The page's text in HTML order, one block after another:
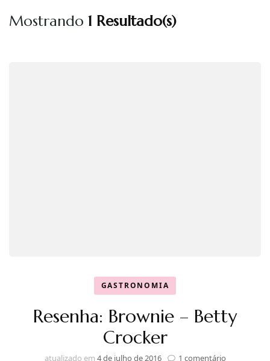
Mostrando 1 Resultado(s)
GASTRONOMIA
Resenha: Brownie – Betty
Crocker
atualizado em 4 de julho de 2016 1 comentárioem